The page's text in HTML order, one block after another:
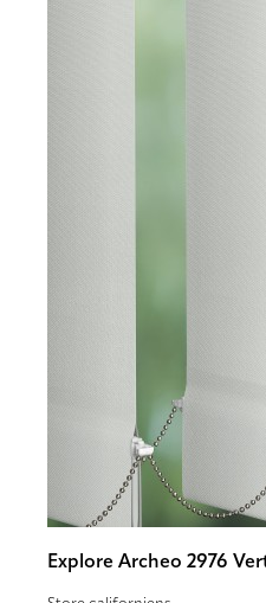
Explore Archeo 2976